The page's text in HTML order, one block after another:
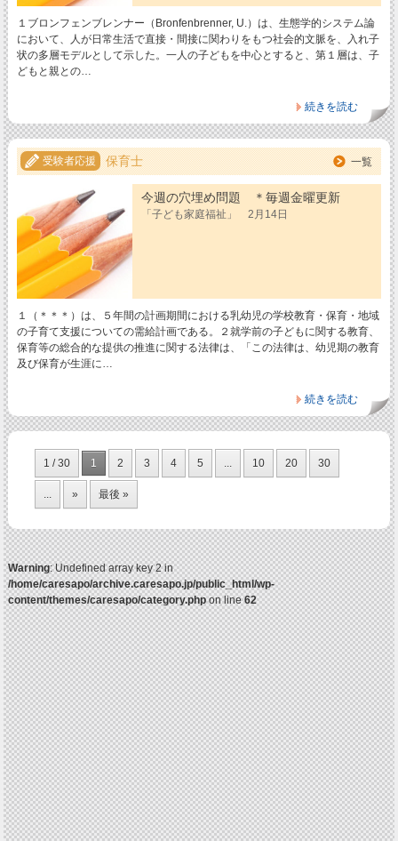
１ブロンフェンブレンナー（Bronfenbrenner, U.）は、生態学的システム論
において、人が日常生活で直接・間接に関わりをもつ社会的文脈を、入れ子
状の多層モデルとして示した。一人の子どもを中心とすると、第１層は、子
どもと親との…
続きを読む
受験者応援 保育士 一覧
今週の穴埋め問題 ＊毎週金曜更新
「子ども家庭福祉」 2月14日
１（＊＊＊）は、５年間の計画期間における乳幼児の学校教育・保育・地域
の子育て支援についての需給計画である。２就学前の子どもに関する教育、
保育等の総合的な提供の推進に関する法律は、「この法律は、幼児期の教育
及び保育が生涯に…
続きを読む
1 / 30 1 2 3 4 5 ... 10 20 30
... » 最後 »
Warning: Undefined array key 2 in
/home/caresapo/archive.caresapo.jp/public_html/wp-
content/themes/caresapo/category.phpon line62